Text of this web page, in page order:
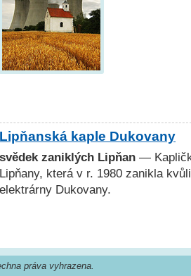
Lipňanská kaple Dukovany
svědek zaniklých Lipňan —
Lipňany, která v r. 1980 zanikla
elektrárny Dukovany.
práva vyhrazena.